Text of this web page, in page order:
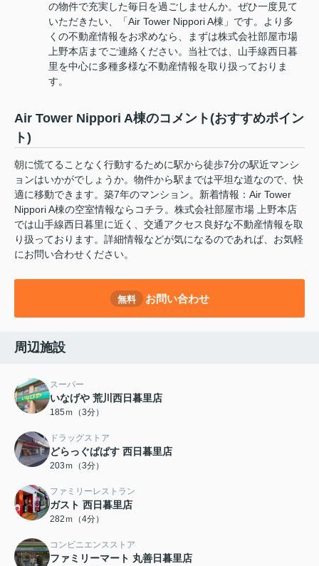
の物件で充実した毎日を過ごしませんか。ぜひ一度見て
いただきたい、「Air Tower Nippori A棟」です。より多
くの不動産情報をお求めなら、まずは株式会社部屋市場
上野本店までご連絡ください。当社では、山手線西日暮
里を中心に多種多様な不動産情報を取り扱っておりま
す。
Air Tower Nippori A棟のコメント(おすすめポイン
ト)
朝に慌てることなく行動するために駅から徒歩7分の駅近マンシ
ョンはいかがでしょうか。物件から駅までは平坦な道なので、快
適に移動できます。築7年のマンション。新着情報：Air Tower
Nippori A棟の空室情報ならコチラ。株式会社部屋市場 上野本店
では山手線西日暮里に近く、交通アクセス良好な不動産情報を取
り扱っております。詳細情報などが気になるのであれば、お気軽
にお問い合わせください。
無料 お問い合わせ
周辺施設
スーパー
いなげや 荒川西日暮里店
185ｍ（3分）
ドラッグストア
どらっぐぱぱす 西日暮里店
203ｍ（3分）
ファミリーレストラン
ガスト 西日暮里店
282ｍ（4分）
コンビニエンスストア
ファミリーマート 丸善日暮里店